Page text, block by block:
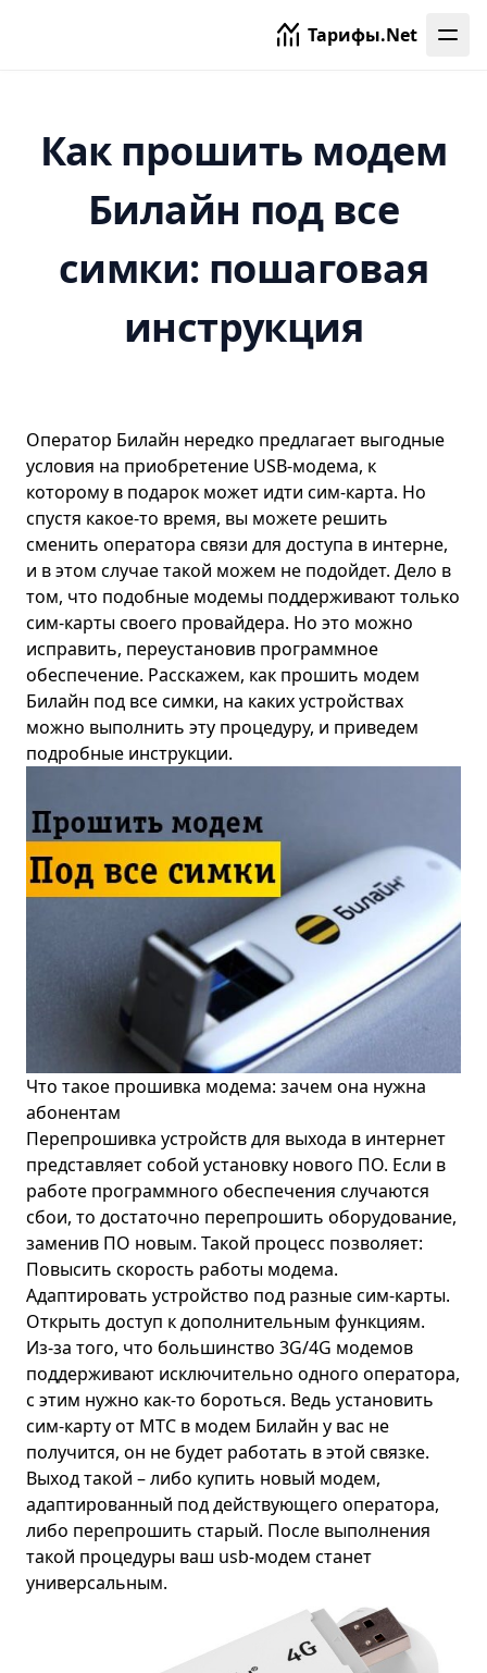
Тарифы.Net
Как прошить модем
Билайн под все
симки: пошаговая
инструкция
Оператор Билайн нередко предлагает выгодные
условия на приобретение USB-модема, к
которому в подарок может идти сим-карта. Но
спустя какое-то время, вы можете решить
сменить оператора связи для доступа в интерне,
и в этом случае такой можем не подойдет. Дело в
том, что подобные модемы поддерживают только
сим-карты своего провайдера. Но это можно
исправить, переустановив программное
обеспечение. Расскажем, как прошить модем
Билайн под все симки, на каких устройствах
можно выполнить эту процедуру, и приведем
подробные инструкции.
Что такое прошивка модема: зачем она нужна
абонентам
Перепрошивка устройств для выхода в интернет
представляет собой установку нового ПО. Если в
работе программного обеспечения случаются
сбои, то достаточно перепрошить оборудование,
заменив ПО новым. Такой процесс позволяет:
Повысить скорость работы модема.
Адаптировать устройство под разные сим-карты.
Открыть доступ к дополнительным функциям.
Из-за того, что большинство 3G/4G модемов
поддерживают исключительно одного оператора,
с этим нужно как-то бороться. Ведь установить
сим-карту от МТС в модем Билайн у вас не
получится, он не будет работать в этой связке.
Выход такой – либо купить новый модем,
адаптированный под действующего оператора,
либо перепрошить старый. После выполнения
такой процедуры ваш usb-модем станет
универсальным.